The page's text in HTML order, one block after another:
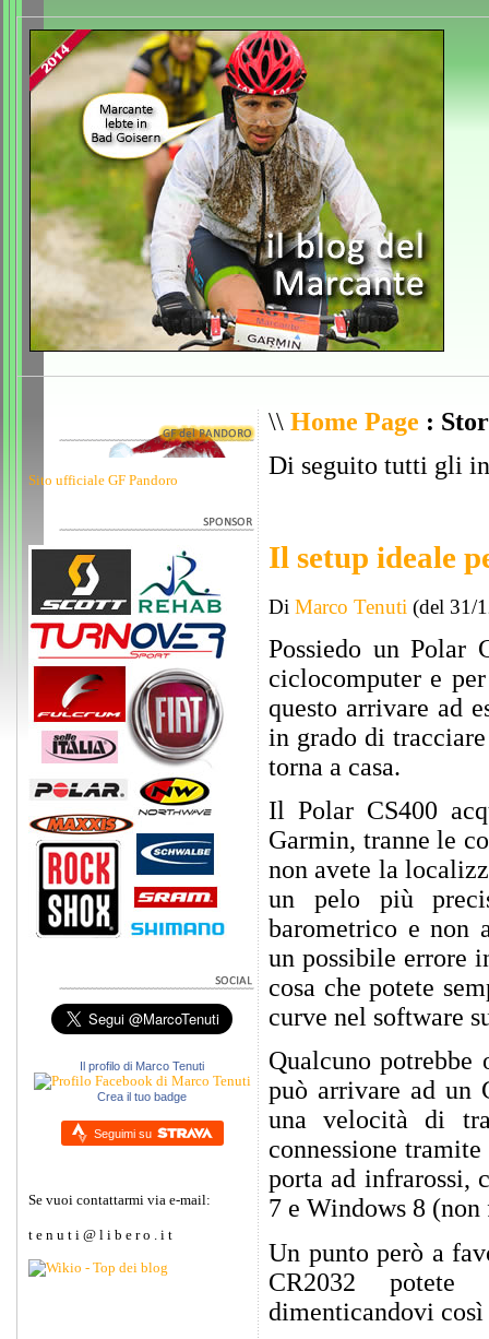
Sito ufficiale GF Pandoro
Il profilo di Marco Tenuti
Crea il tuo badge
Seguimi su
Se vuoi contattarmi via e-mail:
t e n u t i @ l i b e r o . i t
\\ Home Page :
Di seguito tutti gli
Il setup ideale
Di Marco Tenuti (del 31/
Possiedo un Polar
ciclocomputer e
questo arrivare ad
in grado di
torna a casa.
Il Polar CS400
Garmin, tranne le
non avete la
un pelo più
barometrico e non
un possibile errore
cosa che potete
curve nel software
Qualcuno potrebbe
può arrivare ad un
una velocità di
connessione
porta ad infrarossi,
7 e Windows 8
Un punto però a
CR2032 potete
dimenticandovi